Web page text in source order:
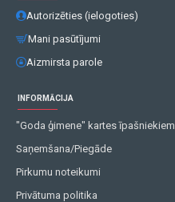
Autorizēties (ielogoties)
Mani pasūtījumi
Aizmirsta parole
INFORMĀCIJA
"Goda ģimene" kartes īpašniekiem
Saņemšana/Piegāde
Pirkumu noteikumi
Privātuma politika